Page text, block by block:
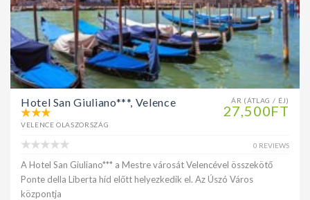
ÁR (ÁTLAG / ÉJ)
27,500FT
Hotel San Giuliano***, Velence
VELENCE OLASZORSZÁG
0 REVIEWS
A Hotel San Giuliano*** a Mestre városát Velencével összekötő
Ponte della Liberta híd előtt helyezkedik el. Az Úszó Város
központja